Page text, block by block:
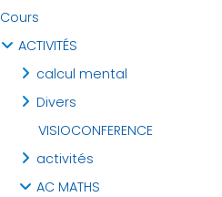
Cours
ACTIVITÉS
calcul mental
Divers
VISIOCONFERENCE
activités
AC MATHS